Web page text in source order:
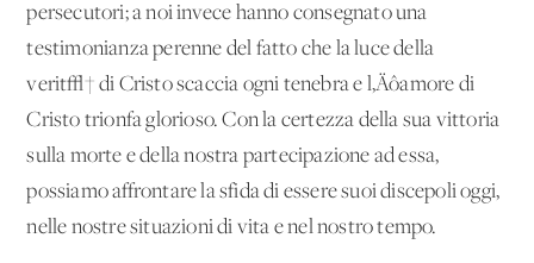
persecutori; a noi invece hanno consegnato una
testimonianza perenne del fatto che la luce della
verit√† di Cristo scaccia ogni tenebra e l‚Äôamore di
Cristo trionfa glorioso. Con la certezza della sua vittoria
sulla morte e della nostra partecipazione ad essa,
possiamo affrontare la sfida di essere suoi discepoli oggi,
nelle nostre situazioni di vita e nel nostro tempo.